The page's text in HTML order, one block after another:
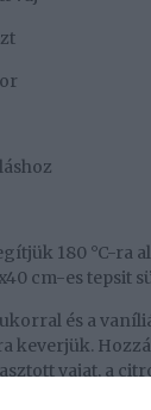
180 °C-ra
cm-es tepsit
és a
keverjük.
vajat, a